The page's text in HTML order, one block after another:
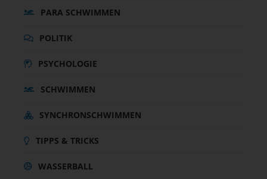
PARA SCHWIMMEN
POLITIK
PSYCHOLOGIE
SCHWIMMEN
SYNCHRONSCHWIMMEN
TIPPS & TRICKS
WASSERBALL